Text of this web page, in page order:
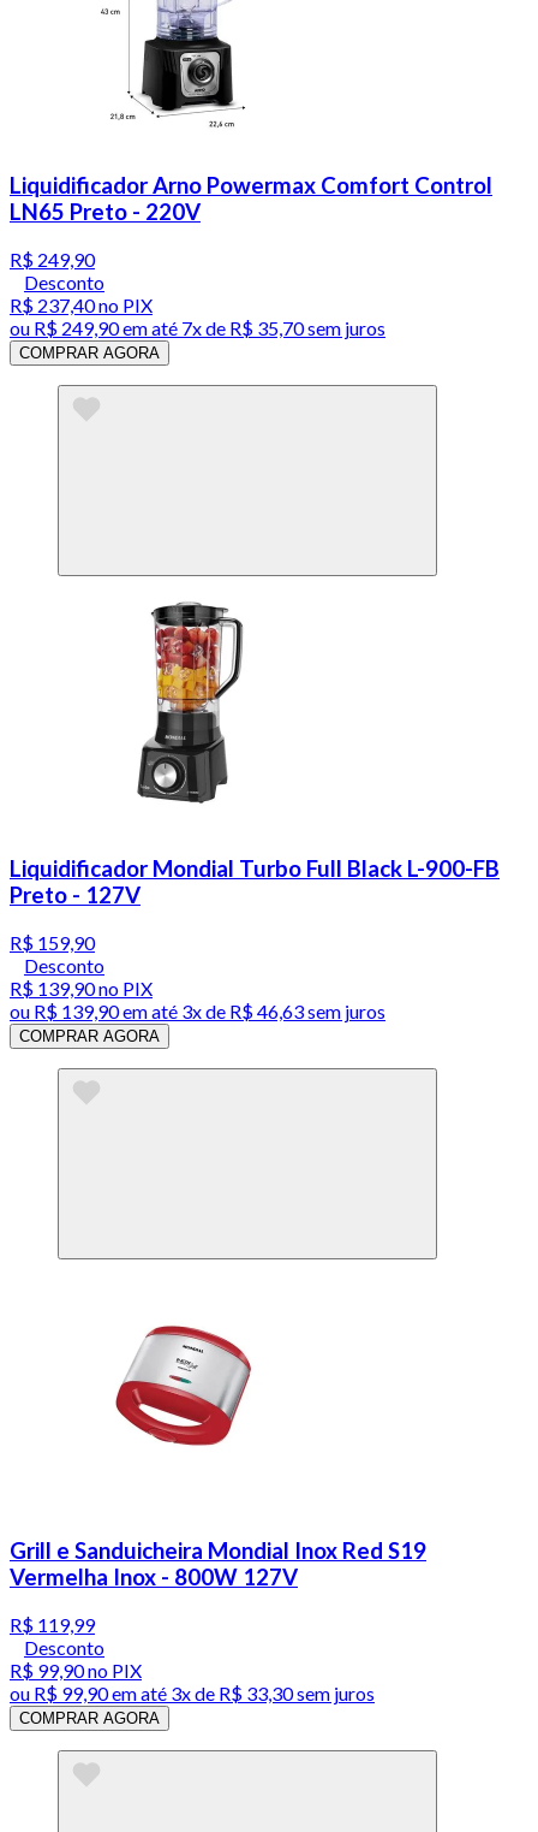
Liquidificador Arno Powermax Comfort Control
LN65 Preto - 220V
R$ 249,90
Desconto
R$ 237,40no PIX
ou R$ 249,90em até 7x de R$ 35,70 sem juros
COMPRAR AGORA
Liquidificador Mondial Turbo Full Black L-900-FB
Preto - 127V
R$ 159,90
Desconto
R$ 139,90no PIX
ou R$ 139,90em até 3x de R$ 46,63 sem juros
COMPRAR AGORA
Grill e Sanduicheira Mondial Inox Red S19
Vermelha Inox - 800W 127V
R$ 119,99
Desconto
R$ 99,90no PIX
ou R$ 99,90em até 3x de R$ 33,30 sem juros
COMPRAR AGORA